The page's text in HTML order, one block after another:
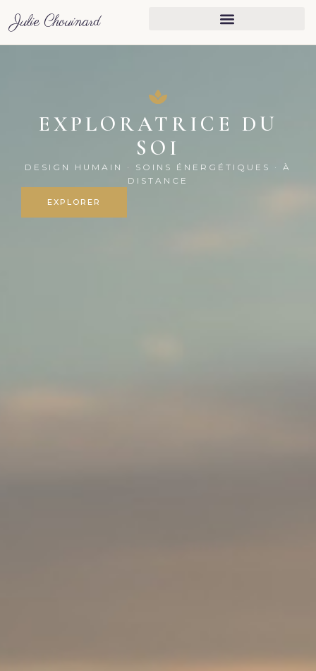
Julie Chouinard
EXPLORATRICE DU
SOI
DESIGN HUMAIN · SOINS ÉNERGÉTIQUES · À
DISTANCE
EXPLORER